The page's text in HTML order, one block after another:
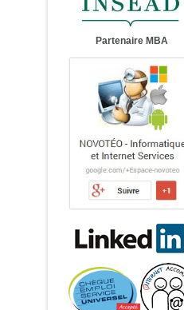
Partenaire MBA